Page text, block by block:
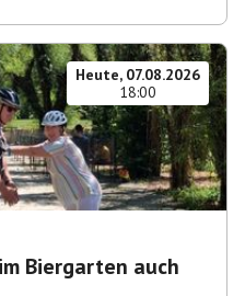
Heute, 07.08.2026
18:00